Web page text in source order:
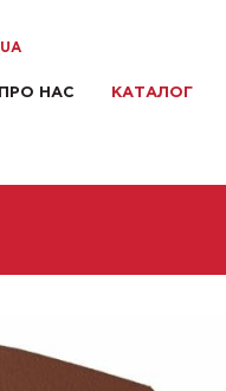
UA
ПРО НАС КАТАЛОГ